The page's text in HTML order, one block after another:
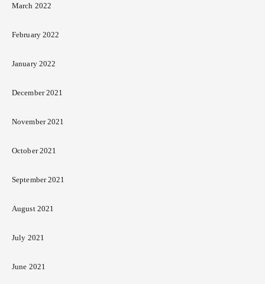
March 2022
February 2022
January 2022
December 2021
November 2021
October 2021
September 2021
August 2021
July 2021
June 2021